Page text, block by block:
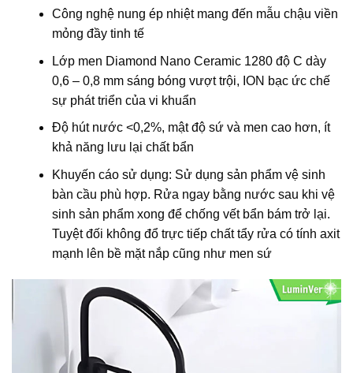
Công nghệ nung ép nhiệt mang đến mẫu chậu viền
mỏng đầy tinh tế
Lớp men Diamond Nano Ceramic 1280 độ C dày
0,6 – 0,8 mm sáng bóng vượt trội, ION bạc ức chế
sự phát triển của vi khuẩn
Độ hút nước <0,2%, mật độ sứ và men cao hơn, ít
khả năng lưu lại chất bẩn
Khuyến cáo sử dụng: Sử dụng sản phẩm vệ sinh
bàn cầu phù hợp. Rửa ngay bằng nước sau khi vệ
sinh sản phẩm xong để chống vết bẩn bám trở lại.
Tuyệt đối không đổ trực tiếp chất tẩy rửa có tính axit
mạnh lên bề mặt nắp cũng như men sứ